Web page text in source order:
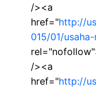
/><a
href="http://
015/01/
/><a
href="http://